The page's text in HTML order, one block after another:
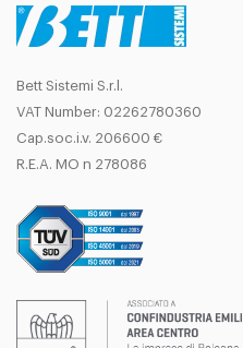
Bett Sistemi S.r.l.
VAT Number: 02262780360
Cap.soc.i.v. 206600 €
R.E.A. MO n 278086